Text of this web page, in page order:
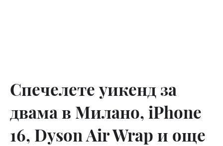
Спечелете уикенд за
двама в Милано, iPhone
16, Dyson Air Wrap и още